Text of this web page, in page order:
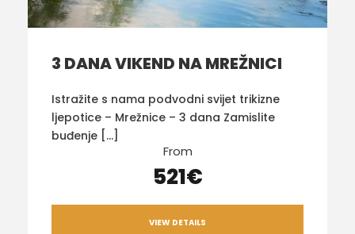
3 DANA VIKEND NA MREŽNICI
Istražite s nama podvodni svijet trikizne
ljepotice – Mrežnice – 3 dana Zamislite
buđenje […]
From
521€
VIEW DETAILS